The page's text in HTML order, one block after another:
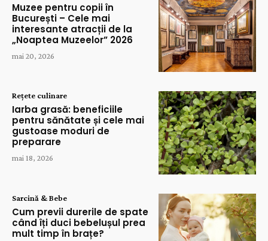
Muzee pentru copii în
București – Cele mai
interesante atracții de la
„Noaptea Muzeelor” 2026
mai 20, 2026
Rețete culinare
Iarba grasă: beneficiile
pentru sănătate și cele mai
gustoase moduri de
preparare
mai 18, 2026
Sarcină & Bebe
Cum previi durerile de spate
când îți duci bebelușul prea
mult timp în brațe?